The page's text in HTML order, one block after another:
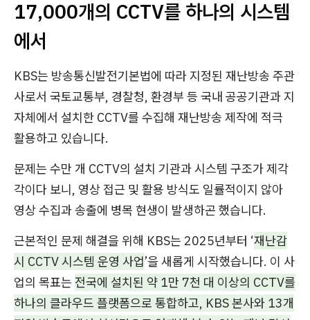
17,000개의 CCTV를 하나의 시스템
에서
KBS는 방송통신발전기본법에 따라 지정된 재난방송 주관
사로서 국토교통부, 경찰청, 환경부 등 국내 공공기관과 지
자체에서 설치한 CCTV를 수집해 재난방송 제작에 적극
활용하고 있습니다.
문제는 수만 개 CCTV의 설치 기관과 시스템 구조가 제각
각이다 보니, 영상 접근 및 활용 방식도 일률적이지 않아
영상 수집과 송출에 병목 현생이 발생하곤 했습니다.
근본적인 문제 해결을 위해 KBS는 2025년부터 ‘재난감
시 CCTV 시스템 운영 사업’을 새롭게 시작했습니다. 이 사
업의 목표는 전국에 설치된 약 1만 7천 대 이상의 CCTV를
하나의 클라우드 플랫폼으로 통합하고, KBS 본사와 13개